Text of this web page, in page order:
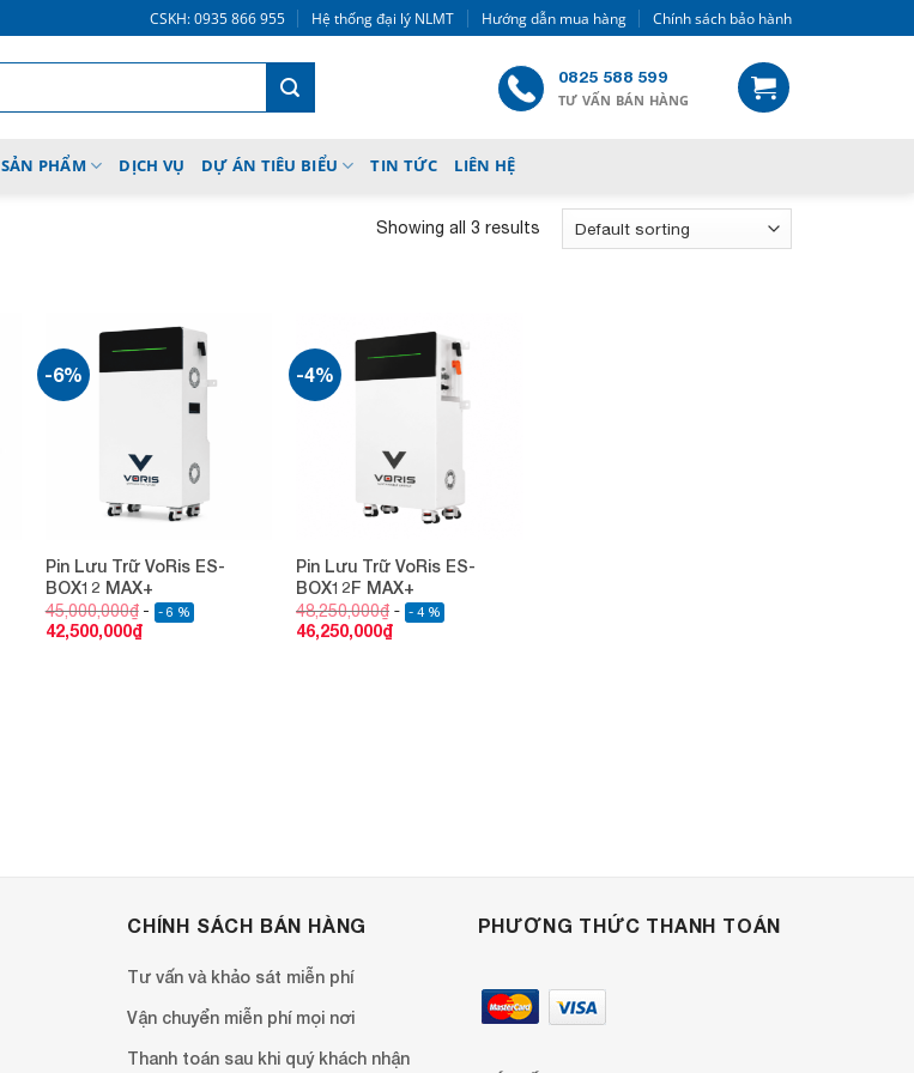
CSKH: 0935 866 955 Hệ thống đại lý NLMT Hướng dẫn mua hàng Chính sách bảo hành
0825 588 599
TƯ VẤN BÁN HÀNG
SẢN PHẨM DỊCH VỤ DỰ ÁN TIÊU BIỂU TIN TỨC LIÊN HỆ
Showing all 3 results
-6%
Pin Lưu Trữ VoRis ES-
BOX12 MAX+
45,000,000₫ - 6 %
42,500,000₫
-4%
Pin Lưu Trữ VoRis ES-
BOX12F MAX+
48,250,000₫ - 4 %
46,250,000₫
CHÍNH SÁCH BÁN HÀNG
Tư vấn và khảo sát miễn phí
Vận chuyển miễn phí mọi nơi
Thanh toán sau khi quý khách nhận
PHƯƠNG THỨC THANH TOÁN